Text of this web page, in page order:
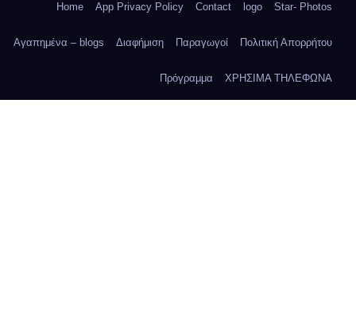
Home App Privacy Policy Contact logo Star- Photos
Αγαπημένα – blogs Διαφήμιση Παραγωγοί Πολιτική Απορρήτου
Πρόγραμμα ΧΡΗΣΙΜΑ ΤΗΛΕΦΩΝΑ